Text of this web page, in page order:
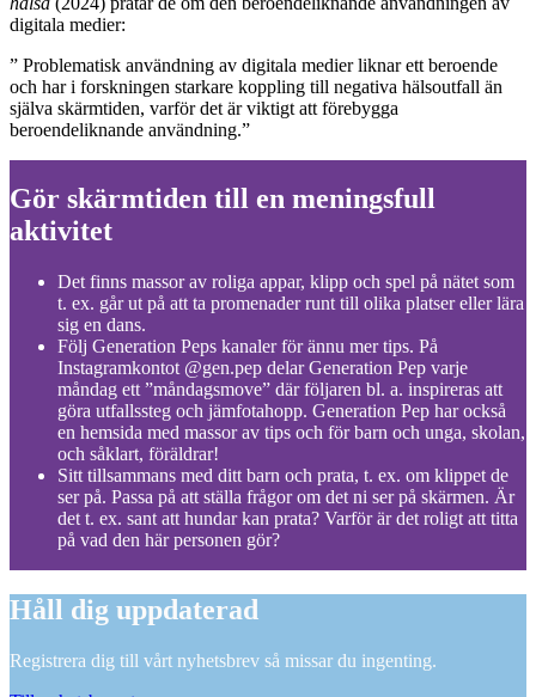
digitala medier:
” Problematisk användning av digitala medier liknar ett beroende
och har i forskningen starkare koppling till negativa hälsoutfall än
själva skärmtiden, varför det är viktigt att förebygga
beroendeliknande användning.”
Gör skärmtiden till en meningsfull
aktivitet
Det finns massor av roliga appar, klipp och spel på nätet som
t. ex. går ut på att ta promenader runt till olika platser eller lära
sig en dans.
Följ Generation Peps kanaler för ännu mer tips. På
Instagramkontot @gen.pep delar Generation Pep varje
måndag ett ”måndagsmove” där följaren bl. a. inspireras att
göra utfallssteg och jämfotahopp. Generation Pep har också
en hemsida med massor av tips och för barn och unga, skolan,
och såklart, föräldrar!
Sitt tillsammans med ditt barn och prata, t. ex. om klippet de
ser på. Passa på att ställa frågor om det ni ser på skärmen. Är
det t. ex. sant att hundar kan prata? Varför är det roligt att titta
på vad den här personen gör?
Håll dig uppdaterad
Registrera dig till vårt nyhetsbrev så missar du ingenting.